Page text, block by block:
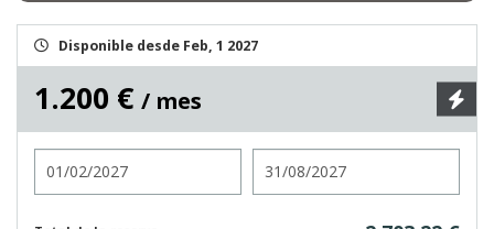
Disponible desde Feb, 1 2027
1.200 € / mes